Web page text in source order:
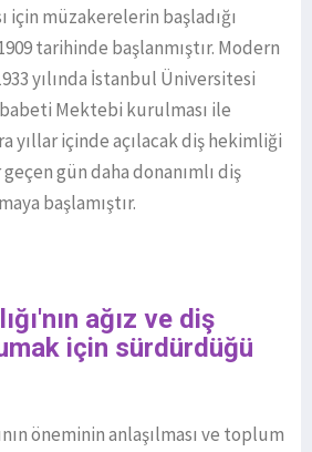
müzakerelerin başladığı
tarihinde başlanmıştır. Modern
yılında İstanbul Üniversitesi
Mektebi kurulması ile
yıllar içinde açılacak diş hekimliği
gün daha donanımlı diş
başlamıştır.
ağız ve diş
için sürdürdüğü
öneminin anlaşılması ve toplum